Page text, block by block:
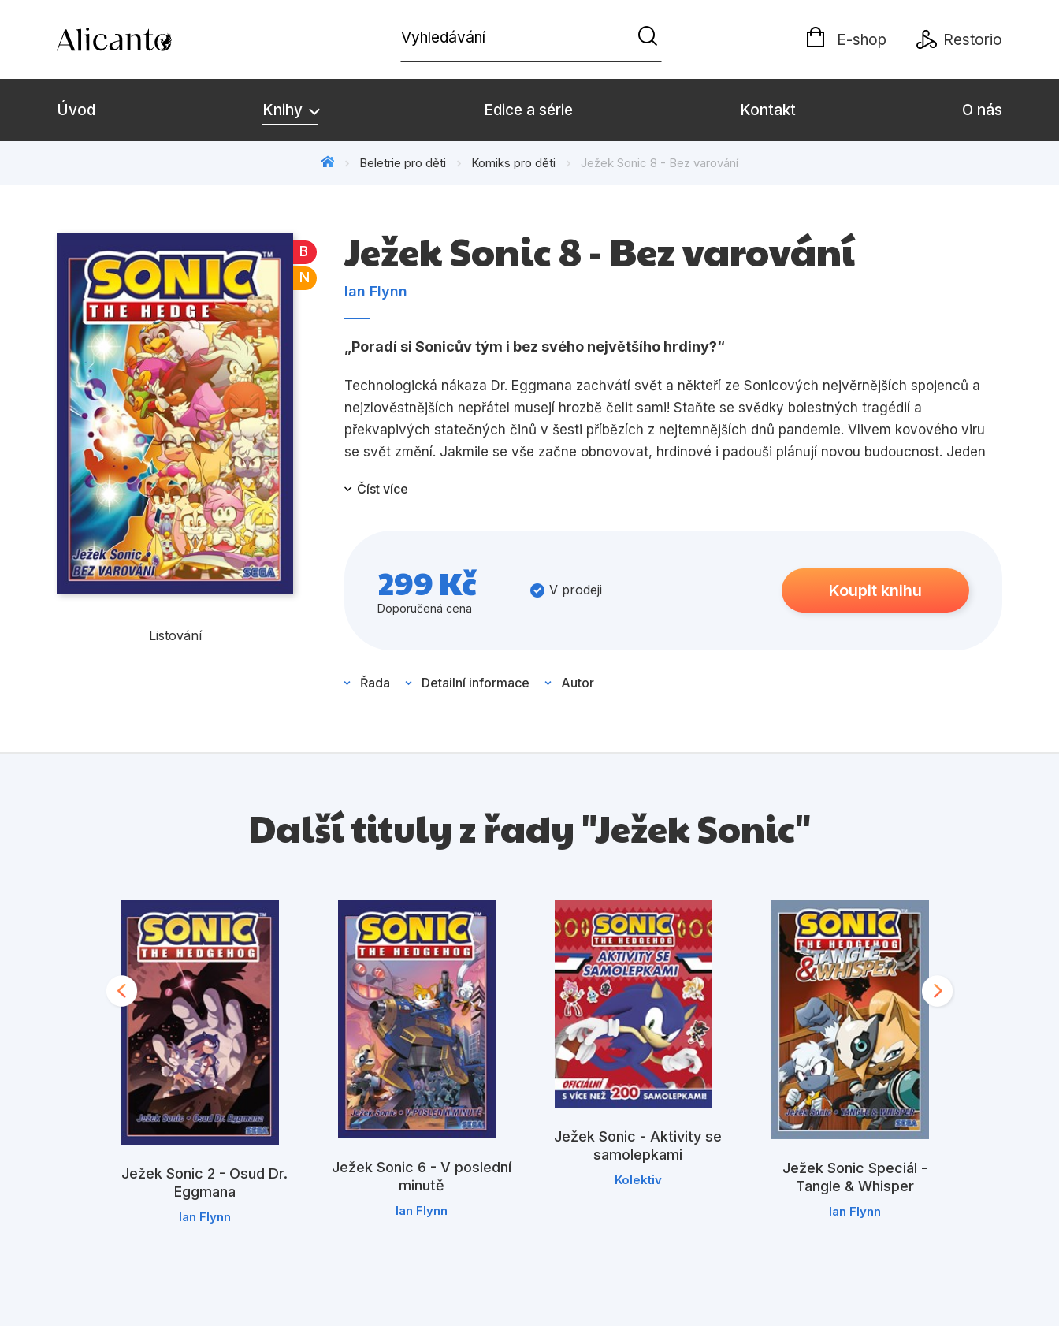
Vyhledávání E-shop Restorio
Úvod Knihy
Připravujeme
Bestsellery
Tipy redakce
Beletrie pro děti Beletrie pro dospělé
Kalendáře Komiks Křížovky
Příroda a zahrada
Umění a kultura Výchova a pedagogika Young adult
Zdraví a životní styl
Edice a série Kontakt O nás
Beletrie pro děti Komiks pro děti Ježek Sonic 8 - Bez varování
B
N
Listování
Ježek Sonic 8 - Bez varování
Ian Flynn
Poradí si Sonicův tým i bez svého největšího hrdiny?
Technologická nákaza Dr. Eggmana zachvátí svět a někteří ze Sonicových nejvěrnějších spojenců a
nejzlověstnějších nepřátel musejí hrozbě čelit sami! Staňte se svědky bolestných tragédií a
překvapivých statečných činů v šesti příbězích z nejtemnějších dnů pandemie. Vlivem kovového viru
se svět změní. Jakmile se vše začne obnovovat, hrdinové i padouši plánují novou budoucnost. Jeden
nepřátele jednou provždy zničit. Dokáže Odpor zvítězit i bez podpory svých spojenců?
Číst více
299 Kč
Doporučená cena
V prodeji Koupit knihu
Řada Detailní informace Autor
Další tituly z řady "Ježek Sonic"
Ježek Sonic 2 - Osud Dr.
Eggmana
Ian Flynn
Ježek Sonic 6 - V poslední
minutě
Ian Flynn
Ježek Sonic - Aktivity se
samolepkami
Kolektiv
Ježek Sonic Speciál -
Tangle & Whisper
Ian Flynn